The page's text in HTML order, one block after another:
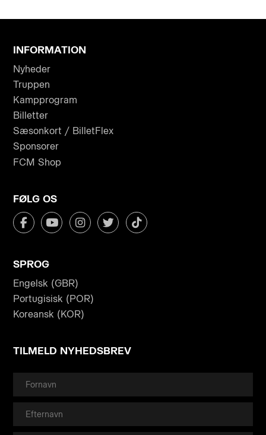
INFORMATION
Nyheder
Truppen
Kampprogram
Billetter
Sæsonkort / BilletFlex
Sponsorer
FCM Shop
FØLG OS
SPROG
Engelsk (GBR)
Portugisisk (POR)
Koreansk (KOR)
TILMELD NYHEDSBREV